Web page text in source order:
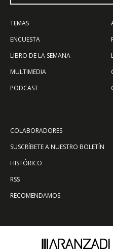
TEMAS
ENCUESTA
LIBRO DE LA SEMANA
MULTIMEDIA
PODCAST
COLABORADORES
SUSCRÍBETE A NUESTRO BOLETÍN
HISTÓRICO
RSS
RECOMENDAMOS